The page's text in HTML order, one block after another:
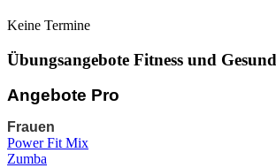
Keine Termine
Übungsangebote Fitness und
Angebote Pro
Frauen
Power Fit Mix
Zumba